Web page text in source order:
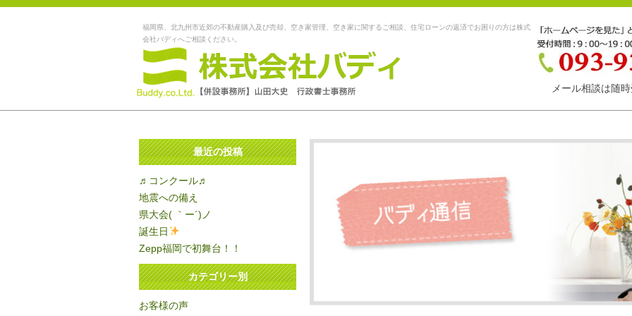
福岡県、北九州市近郊の不動産購入及び売却、空き家管理、空き家に関するご相談、住宅ローンの返済でお困りの方は株式
会社バディへご相談ください。
メール相談は随
最近の投稿
♬コンクール♬
地震への備え
県大会( ｀ー´)ノ
誕生日
Zepp福岡で初舞台！！
カテゴリー別
お客様の声